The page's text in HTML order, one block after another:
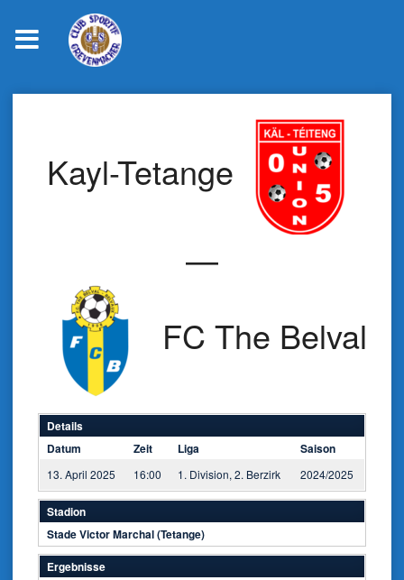
Kayl-Tetange
—
FC The Belval
Details
Datum
Zeit Liga Saison
13. April 2025 16:00 1. Division, 2. Berzirk 2024/2025
Stadion
Stade Victor Marchal (Tetange)
Ergebnisse